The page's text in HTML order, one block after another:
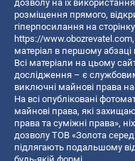
дозволу на їх
розміщення прямого,
гіперпосилання на
https://www.obozrevatel.com
матеріал в першому абзаці
Всі матеріали на цьому
дослідження – є
виключні майнові права
На всі опубліковані
майнові права, які
права та суміжні права»,
дозволу ТОВ «Золота
підлягають подальшому